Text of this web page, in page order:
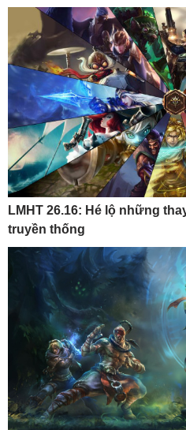
LMHT 26.16: Hé lộ những
truyền thống